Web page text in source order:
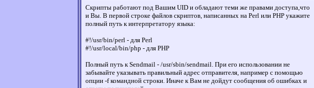
Скрипты работают под Вашим UID и обладают теми же правами доступа,что
и Вы. В первой строке файлов скриптов, написанных на Perl или PHP укажите
полный путь к интерпретатору языка:
#!/usr/bin/perl - для Perl
#!/usr/local/bin/php - для PHP
Полный путь к Sendmail - /usr/sbin/sendmail. При его использовании не
забывайте указывать правильный адрес отправителя, например с помощью
опции -f командной строки. Иначе к Вам не дойдут сообщения об ошибках и